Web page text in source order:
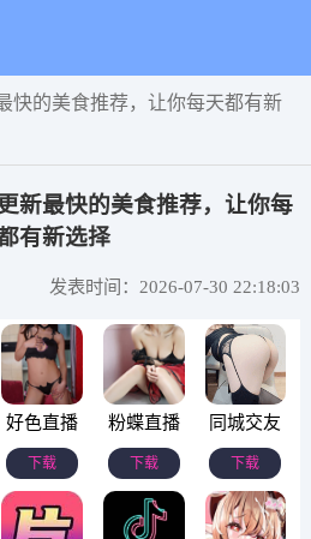
快的美食推荐，让你每天都有新
新最快的美食推荐，让你每
有新选择
发表时间：2026-07-30 22:18:03
好色直播
下载
粉蝶直播
下载
同城交友
下载